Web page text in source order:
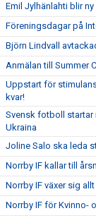
Emil Jylhänlahti blir
Föreningsdagar på
Björn Lindvall
Anmälan till Summer
Uppstart för
kvar!
Svensk fotboll
Ukraina
Joline Salo ska leda
Norrby IF kallar till
Norrby IF växer sig
Norrby IF för Kvinno-